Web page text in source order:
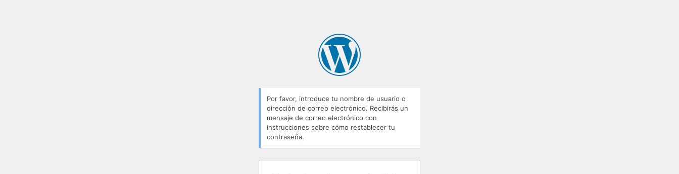
Por favor, introduce tu nombre de usuario o
dirección de correo electrónico. Recibirás un
mensaje de correo electrónico con
instrucciones sobre cómo restablecer tu
contraseña.